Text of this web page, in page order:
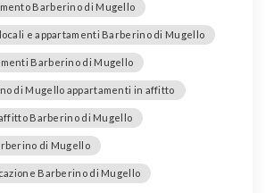
Barberino di Mugello
e appartamenti Barberino di Mugello
Barberino di Mugello
di Mugello appartamenti in affitto
Barberino di Mugello
di Mugello
Barberino di Mugello